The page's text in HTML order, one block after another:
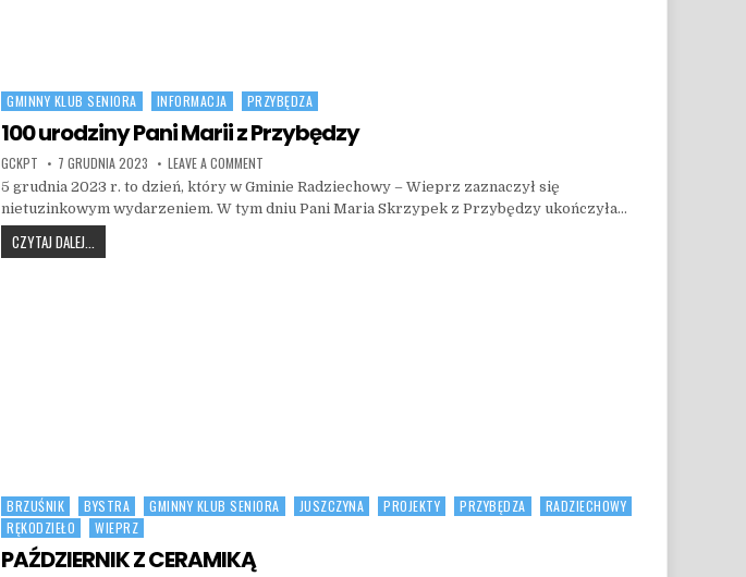
Posted in
GMINNY KLUB SENIORA INFORMACJA PRZYBĘDZA
100 urodziny Pani Marii z Przybędzy
AUTHOR:
GCKPT PUBLISHED DATE:
7 GRUDNIA 2023 LEAVE A COMMENT
5 grudnia 2023 r. to dzień, który w Gminie Radziechowy – Wieprz zaznaczył się
nietuzinkowym wydarzeniem. W tym dniu Pani Maria Skrzypek z Przybędzy ukończyła…
CZYTAJ DALEJ...
Posted in
BRZUŚNIK BYSTRA GMINNY KLUB SENIORA JUSZCZYNA PROJEKTY PRZYBĘDZA
RADZIECHOWY
RĘKODZIEŁO
WIEPRZ
PAŹDZIERNIK Z CERAMIKĄ